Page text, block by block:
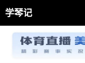
学琴记